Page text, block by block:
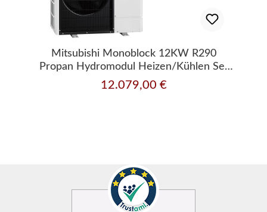
Mitsubishi Monoblock 12KW R290
Propan Hydromodul Heizen/Kühlen Set
13.11
Regulärer Preis:
12.079,00 €